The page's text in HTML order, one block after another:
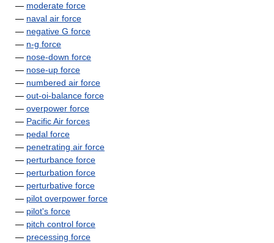
— moderate force
— naval air force
— negative G force
— n-g force
— nose-down force
— nose-up force
— numbered air force
— out-oi-balance force
— overpower force
— Pacific Air forces
— pedal force
— penetrating air force
— perturbance force
— perturbation force
— perturbative force
— pilot overpower force
— pilot's force
— pitch control force
— precessing force